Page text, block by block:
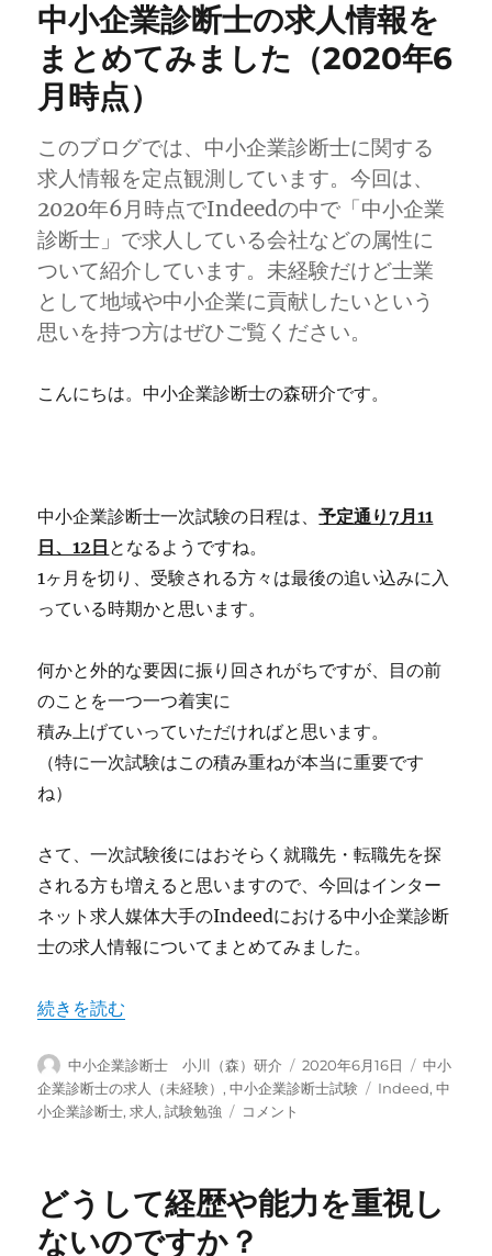
前
に
な
の
期
間
を
10
年
に
て
る
中小企業診断士の求人情報を
まとめてみました（2020年6
月時点）
このブログでは、中小企業診断士に関する
求人情報を定点観測しています。今回は、
2020年6月時点でIndeedの中で「中小企業
診断士」で求人している会社などの属性に
ついて紹介しています。未経験だけど士業
として地域や中小企業に貢献したいという
思いを持つ方はぜひご覧ください。
こんにちは。中小企業診断士の森研介です。
中小企業診断士一次試験の日程は、予定通り7月11
日、12日 となるようですね。
1ヶ月を切り、受験される方々は最後の追い込みに入
っている時期かと思います。
何かと外的な要因に振り回されがちですが、目の前
のことを一つ一つ着実に
積み上げていっていただければと思います。
（特に一次試験はこの積み重ねが本当に重要です
ね）
さて、一次試験後にはおそらく就職先・転職先を探
される方も増えると思いますので、今回はインター
ネット求人媒体大手のIndeedにおける中小企業診断
士の求人情報についてまとめてみました。
“中小企業診断士の求人情報をまとめてみました（2020
続きを読む
投
稿
者
中小企業診断士 小川（森）研介
投
稿
2020年6月16日
カ
テ
中小
企業診断士の求人（未経験）,中小企業診断士試験
タ
Indeed,中
小企業診断士,求人,試験勉強
中
診
断
士
コメント
どうして経歴や能力を重視し
ないのですか？